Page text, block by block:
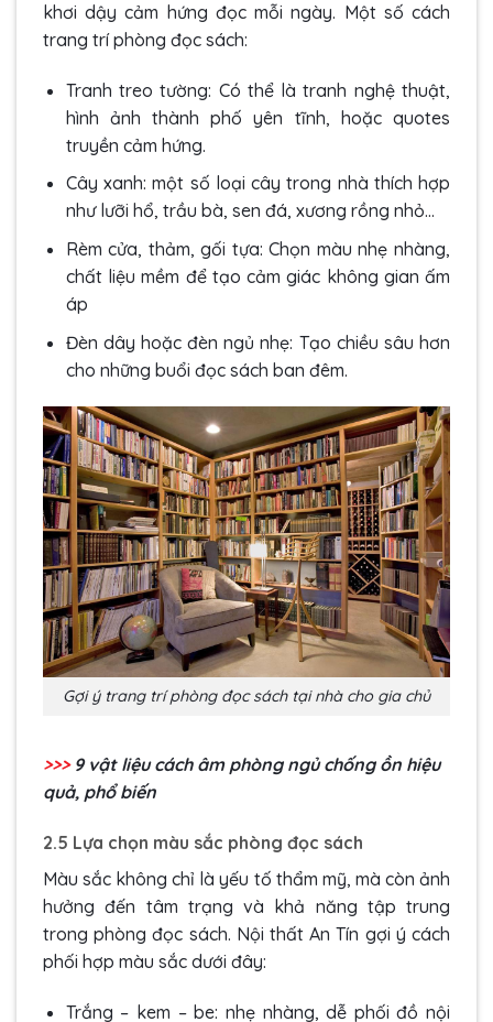
khơi dậy cảm hứng đọc mỗi ngày. Một số cách
trang trí phòng đọc sách:
Tranh treo tường: Có thể là tranh nghệ thuật,
hình ảnh thành phố yên tĩnh, hoặc quotes
truyền cảm hứng.
Cây xanh: một số loại cây trong nhà thích hợp
như lưỡi hổ, trầu bà, sen đá, xương rồng nhỏ…
Rèm cửa, thảm, gối tựa: Chọn màu nhẹ nhàng,
chất liệu mềm để tạo cảm giác không gian ấm
áp
Đèn dây hoặc đèn ngủ nhẹ: Tạo chiều sâu hơn
cho những buổi đọc sách ban đêm.
Gợi ý trang trí phòng đọc sách tại nhà cho gia chủ
>>> 9 vật liệu cách âm phòng ngủ chống ồn hiệu
quả, phổ biến
2.5 Lựa chọn màu sắc phòng đọc sách
Màu sắc không chỉ là yếu tố thẩm mỹ, mà còn ảnh
hưởng đến tâm trạng và khả năng tập trung
trong phòng đọc sách. Nội thất An Tín gợi ý cách
phối hợp màu sắc dưới đây:
Trắng – kem – be: nhẹ nhàng, dễ phối đồ nội